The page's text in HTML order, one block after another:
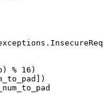
% 16)